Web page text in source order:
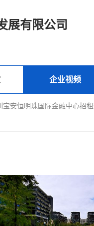
展有限公司
企业视频
宝安恒明珠国际金融中心招